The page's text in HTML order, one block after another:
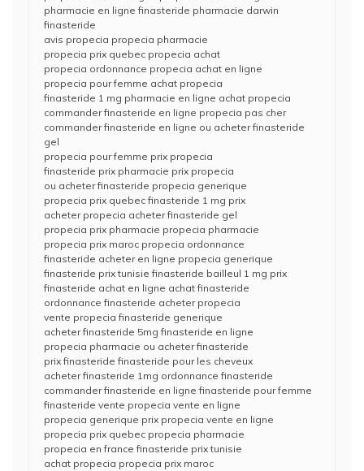
pharmacie en ligne finasteride pharmacie darwin
finasteride
avis propecia propecia pharmacie
propecia prix quebec propecia achat
propecia ordonnance propecia achat en ligne
propecia pour femme achat propecia
finasteride 1 mg pharmacie en ligne achat propecia
commander finasteride en ligne propecia pas cher
commander finasteride en ligne ou acheter finasteride
gel
propecia pour femme prix propecia
finasteride prix pharmacie prix propecia
ou acheter finasteride propecia generique
propecia prix quebec finasteride 1 mg prix
acheter propecia acheter finasteride gel
propecia prix pharmacie propecia pharmacie
propecia prix maroc propecia ordonnance
finasteride acheter en ligne propecia generique
finasteride prix tunisie finasteride bailleul 1 mg prix
finasteride achat en ligne achat finasteride
ordonnance finasteride acheter propecia
vente propecia finasteride generique
acheter finasteride 5mg finasteride en ligne
propecia pharmacie ou acheter finasteride
prix finasteride finasteride pour les cheveux
acheter finasteride 1mg ordonnance finasteride
commander finasteride en ligne finasteride pour femme
finasteride vente propecia vente en ligne
propecia generique prix propecia vente en ligne
propecia prix quebec propecia pharmacie
propecia en france finasteride prix tunisie
achat propecia propecia prix maroc